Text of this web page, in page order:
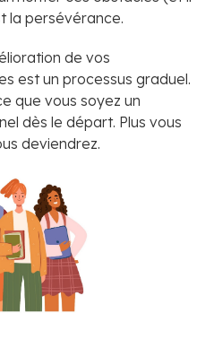
la persévérance.
de vos
est un processus graduel.
que vous soyez un
dès le départ. Plus vous
deviendrez.